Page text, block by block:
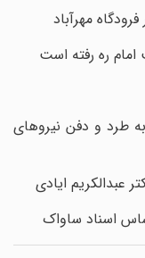
مهرآباد
ره رفته است
و دفن نیروهای
ایادی
اسناد ساواک